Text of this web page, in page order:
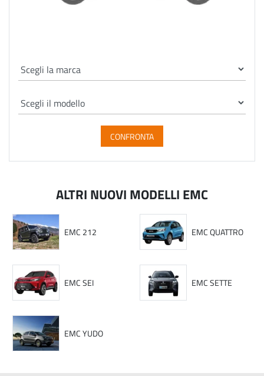
CONFRONTA
ALTRI NUOVI MODELLI EMC
EMC 212 EMC QUATTRO
EMC SEI EMC SETTE
EMC YUDO